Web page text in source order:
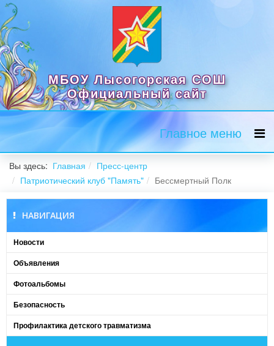
МБОУ Лысогорская СОШ
Официальный сайт
Главное меню
Вы здесь: Главная
Пресс-центр
Патриотический клуб "Память"
Бессмертный Полк
НАВИГАЦИЯ
Новости
Объявления
Фотоальбомы
Безопасность
Профилактика детского травматизма